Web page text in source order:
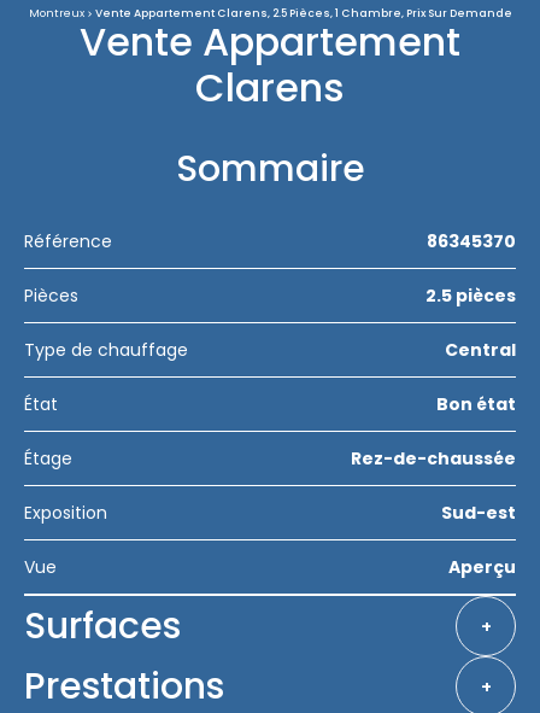
Montreux Vente Appartement Clarens, 2.5 Pièces, 1 Chambre, Prix Sur Demande
Vente Appartement
Clarens
Sommaire
Référence 86345370
Pièces 2.5 pièces
Type de chauffage Central
État Bon état
Étage Rez-de-chaussée
Exposition Sud-est
Vue Aperçu
Surfaces +
Prestations +